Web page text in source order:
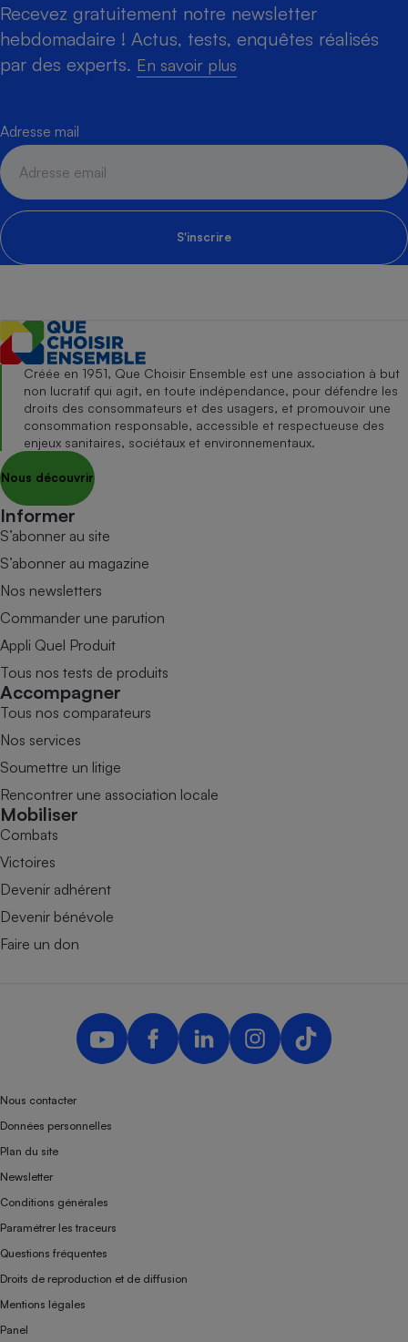
Recevez gratuitement notre newsletter
hebdomadaire ! Actus, tests, enquêtes réalisés
par des experts. En savoir plus
Adresse mail
S'inscrire
Créée en 1951, Que Choisir Ensemble est une association à but
non lucratif qui agit, en toute indépendance, pour défendre les
droits des consommateurs et des usagers, et promouvoir une
consommation responsable, accessible et respectueuse des
enjeux sanitaires, sociétaux et environnementaux.
Nous découvrir
Informer
S’abonner au site
S’abonner au magazine
Nos newsletters
Commander une parution
Appli Quel Produit
Tous nos tests de produits
Accompagner
Tous nos comparateurs
Nos services
Soumettre un litige
Rencontrer une association locale
Mobiliser
Combats
Victoires
Devenir adhérent
Devenir bénévole
Faire un don
Nous contacter
Données personnelles
Plan du site
Newsletter
Conditions générales
Paramétrer les traceurs
Questions fréquentes
Droits de reproduction et de diffusion
Mentions légales
Panel